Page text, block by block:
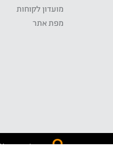
מועדון לקוחות
מפת אתר
התשלום באתר WOW מאובטח בטכנולוגית SSL